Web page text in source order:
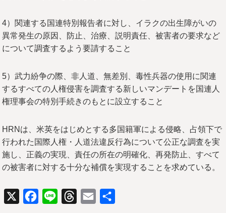
4）関連する国連特別報告者に対し、イラクの出生障がいの
異常発生の原因、防止、治療、説明責任、被害者の要求など
について調査するよう要請すること
5）武力紛争の際、非人道、無差別、毒性兵器の使用に関連
するすべての人権侵害を調査する新しいマンデートを国連人
権理事会の特別手続きのもとに設立すること
HRNは、米英をはじめとする多国籍軍による侵略、占領下で
行われた国際人権・人道法違反行為について公正な調査を実
施し、正義の実現、責任の所在の明確化、再発防止、すべて
の被害者に対する十分な補償を実現することを求めている。
X Facebook
Line ThreadsEmail